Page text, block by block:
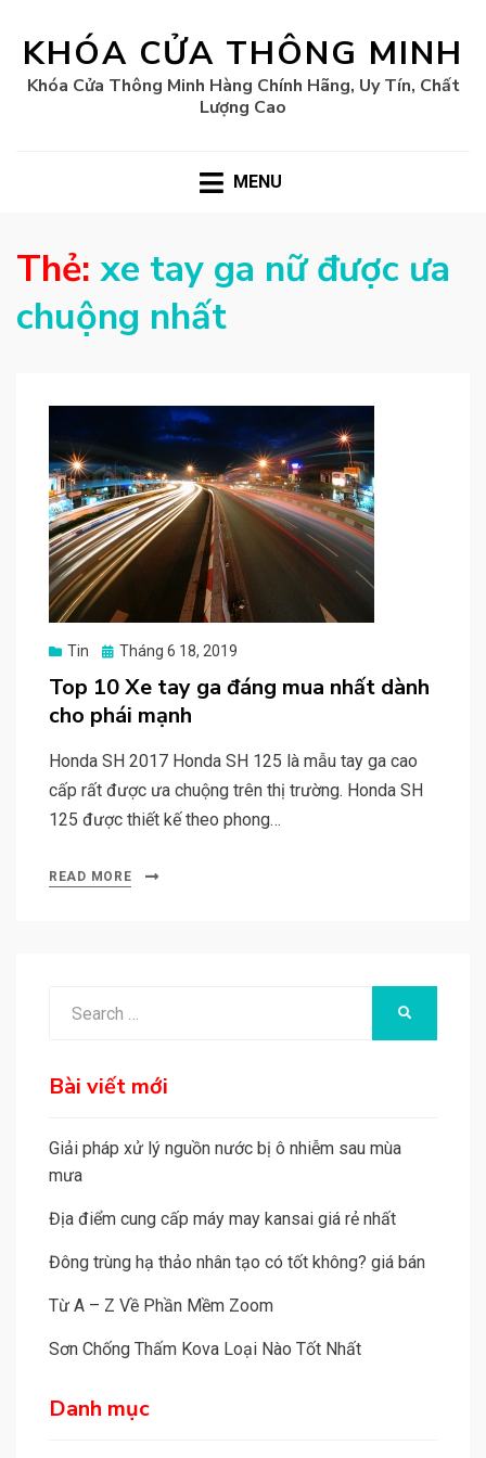
KHÓA CỬA THÔNG MINH
Khóa Cửa Thông Minh Hàng Chính Hãng, Uy Tín, Chất
Lượng Cao
MENU
Thẻ: xe tay ga nữ được ưa
chuộng nhất
Tin
Posted
Tháng 6 18, 2019
Top 10 Xe tay ga đáng mua nhất dành
cho phái mạnh
Honda SH 2017 Honda SH 125 là mẫu tay ga cao
cấp rất được ưa chuộng trên thị trường. Honda SH
125 được thiết kế theo phong…
READ MORE
Bài viết mới
Giải pháp xử lý nguồn nước bị ô nhiễm sau mùa
mưa
Địa điểm cung cấp máy may kansai giá rẻ nhất
Đông trùng hạ thảo nhân tạo có tốt không? giá bán
Từ A – Z Về Phần Mềm Zoom
Sơn Chống Thấm Kova Loại Nào Tốt Nhất
Danh mục